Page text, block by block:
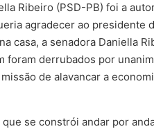
Ribeiro (PSD-PB) foi a
agradecer ao presidente
casa, a senadora Daniella
foram derrubados por
de alavancar a
se constrói andar por